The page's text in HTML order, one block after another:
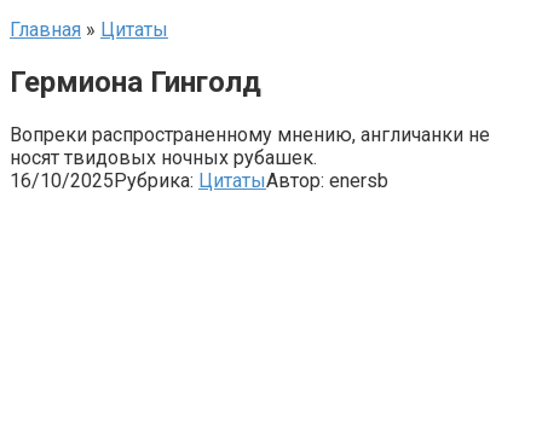
Главная » Цитаты
Гермиона Гинголд
Вопреки распространенному мнению, англичанки не
носят твидовых ночных рубашек.
16/10/2025Рубрика: ЦитатыАвтор: enersb